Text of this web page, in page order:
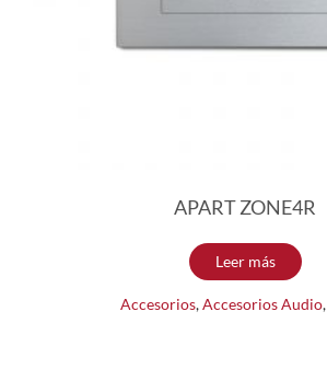
APART ZONE4R
Leer más
Accesorios,Accesorios Audio,